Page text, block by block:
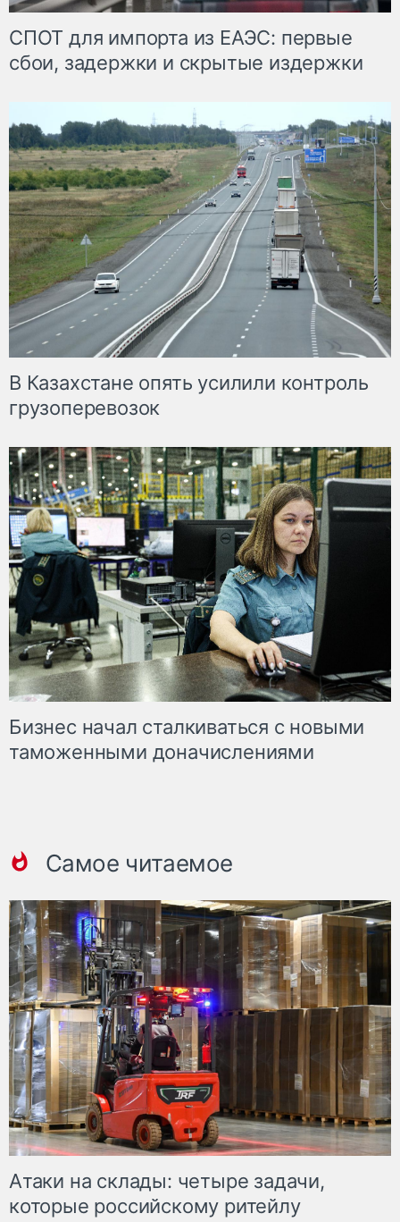
СПОТ для импорта из ЕАЭС: первые
сбои, задержки и скрытые издержки
В Казахстане опять усилили контроль
грузоперевозок
Бизнес начал сталкиваться с новыми
таможенными доначислениями
Самое читаемое
Атаки на склады: четыре задачи,
которые российскому ритейлу